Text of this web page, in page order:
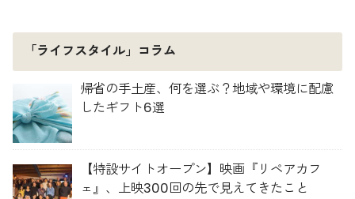
「ライフスタイル」コラム
帰省の手土産、何を選ぶ？地域や環境に配慮
したギフト6選
【特設サイトオープン】映画『リペアカフ
ェ』、上映300回の先で見えてきたこと